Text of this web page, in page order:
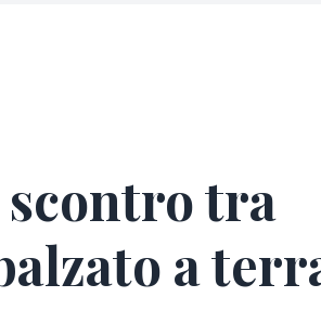
tra
a